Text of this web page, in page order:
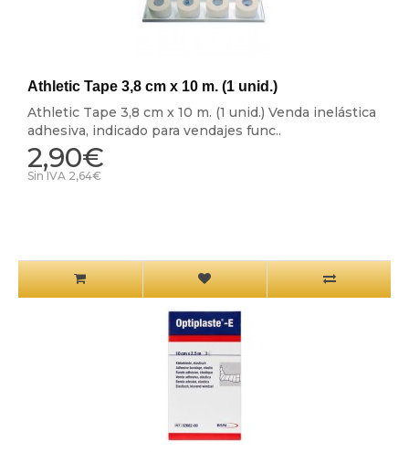
Athletic Tape 3,8 cm x 10 m. (1 unid.)
Athletic Tape 3,8 cm x 10 m. (1 unid.) Venda inelástica
adhesiva, indicado para vendajes func..
2,90€
Sin IVA 2,64€